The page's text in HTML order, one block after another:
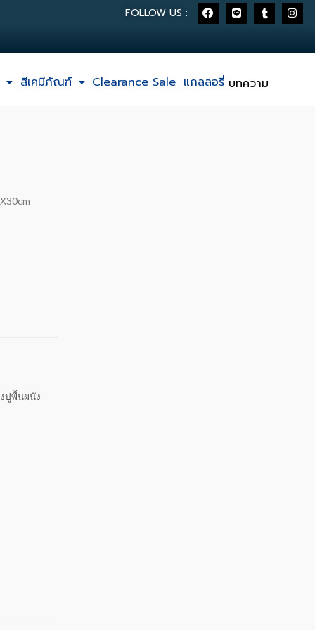
FOLLOW US :
สีเคมีภัณฑ์ Clearance Sale แกลลอรี่ บทความ
ปูพื้นผนัง